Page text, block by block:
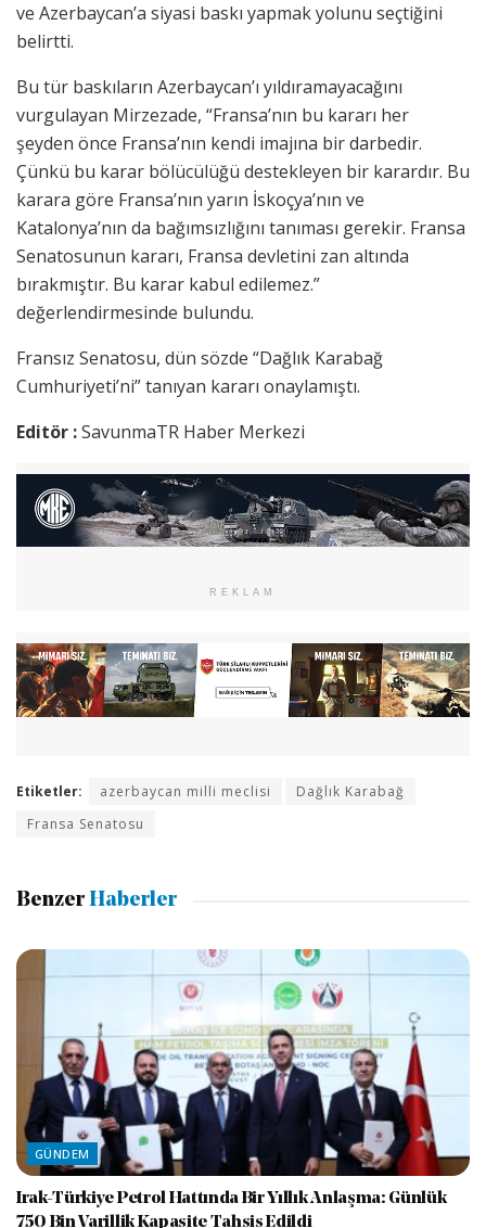
ve Azerbaycan’a siyasi baskı yapmak yolunu seçtiğini
belirtti.
Bu tür baskıların Azerbaycan’ı yıldıramayacağını
vurgulayan Mirzezade, “Fransa’nın bu kararı her
şeyden önce Fransa’nın kendi imajına bir darbedir.
Çünkü bu karar bölücülüğü destekleyen bir karardır. Bu
karara göre Fransa’nın yarın İskoçya’nın ve
Katalonya’nın da bağımsızlığını tanıması gerekir. Fransa
Senatosunun kararı, Fransa devletini zan altında
bırakmıştır. Bu karar kabul edilemez.”
değerlendirmesinde bulundu.
Fransız Senatosu, dün sözde “Dağlık Karabağ
Cumhuriyeti’ni” tanıyan kararı onaylamıştı.
Editör :SavunmaTR Haber Merkezi
REKLAM
Etiketler: azerbaycan milli meclisi
Dağlık Karabağ
Fransa Senatosu
Benzer Haberler
GÜNDEM
Irak-Türkiye Petrol Hattında Bir Yıllık Anlaşma: Günlük
750 Bin Varillik Kapasite Tahsis Edildi